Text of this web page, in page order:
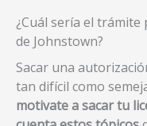
¿Cuál sería el trámite
de Johnstown?
Sacar una
tan difícil como
motivate a sacar tu